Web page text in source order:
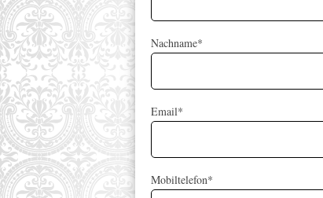
Nachname*
Email*
Mobiltelefon*